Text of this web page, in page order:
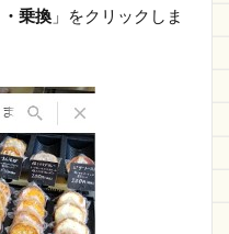
乗換 」をクリックしま